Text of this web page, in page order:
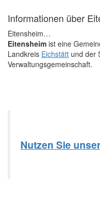
Informationen über
Eitensheim…
Eitensheim ist eine
Landkreis Eichstätt und der
Verwaltungsgemeinschaft.
Nutzen Sie